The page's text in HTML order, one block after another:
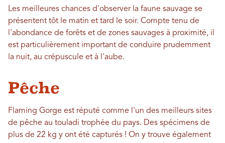
Les meilleures chances d'observer la faune sauvage se
présentent tôt le matin et tard le soir. Compte tenu de
l'abondance de forêts et de zones sauvages à proximité, il
est particulièrement important de conduire prudemment
la nuit, au crépuscule et à l'aube.
Pêche
Flaming Gorge est réputé comme l'un des meilleurs sites
de pêche au touladi trophée du pays. Des spécimens de
plus de 22 kg y ont été capturés ! On y trouve également